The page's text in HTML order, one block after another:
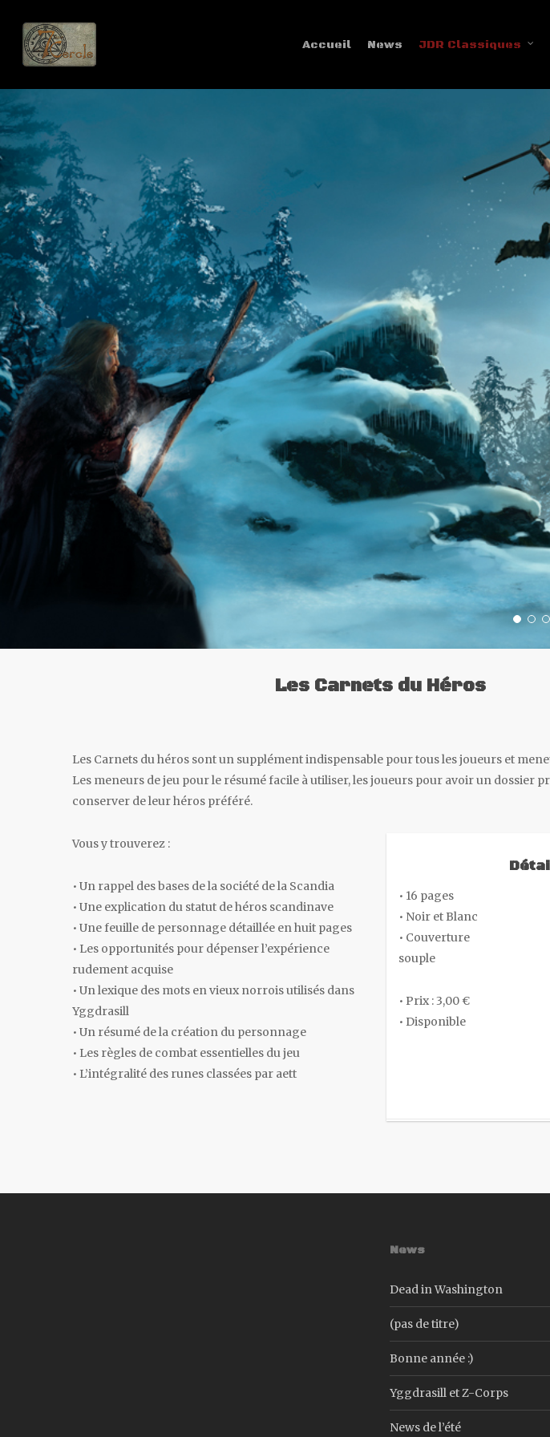
Accueil News JDR Classiques
Les Carnets du Héros
Les Carnets du héros sont un supplément indispensable pour tous les joueurs et
Les meneurs de jeu pour le résumé facile à utiliser, les joueurs pour avoir un dossier
conserver de leur héros préféré.
Vous y trouverez :
• Un rappel des bases de la société de la Scandia
• Une explication du statut de héros scandinave
• Une feuille de personnage détaillée en huit pages
• Les opportunités pour dépenser l’expérience
rudement acquise
• Un lexique des mots en vieux norrois utilisés dans
Yggdrasill
• Un résumé de la création du personnage
• Les règles de combat essentielles du jeu
• L’intégralité des runes classées par aett
• 16 pages
• Noir et Blanc
• Couverture
souple
• Prix : 3,00 €
• Disponible
News
Dead in Washington
(pas de titre)
Bonne année :)
Yggdrasill et Z-Corps
News de l’été